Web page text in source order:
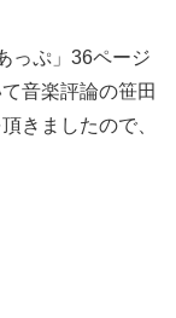
っぷ」36ページ
音楽評論の笹田
きましたので、